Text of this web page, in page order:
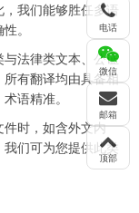
我们能够胜任多语
。
法律类文本、公证
有翻译均由具备相
语精准。
时，如含外文内
们可为您提供此类
电话
微信
邮箱
顶部